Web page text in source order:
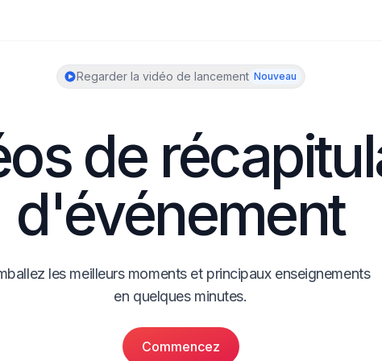
Regarder la vidéo de lancement Nouveau
de
d'événement
les meilleurs moments et principaux enseignements
en quelques minutes.
Commencez